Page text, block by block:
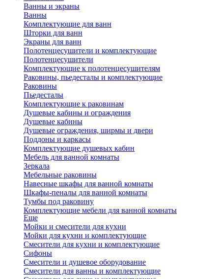
Ванны и экраны
Ванны
Комплектующие для ванн
Шторки для ванн
Экраны для ванн
Полотенцесушители и комплектующие
Полотенцесушители
Комплектующие к полотенцесушителям
Раковины, пьедесталы и комплектующие
Раковины
Пьедесталы
Комплектующие к раковинам
Душевые кабины и ограждения
Душевые кабины
Душевые ограждения, ширмы и двери
Поддоны и каркасы
Комплектующие душевых кабин
Мебель для ванной комнаты
Зеркала
Мебельные раковины
Навесные шкафы для ванной комнаты
Шкафы-пеналы для ванной комнаты
Тумбы под раковину
Комплектующие мебели для ванной комнаты
Еще
Мойки и смесители для кухни
Мойки для кухни и комплектующие
Смесители для кухни и комплектующие
Сифоны
Смесители и душевое оборудование
Смесители для ванны и комплектующие